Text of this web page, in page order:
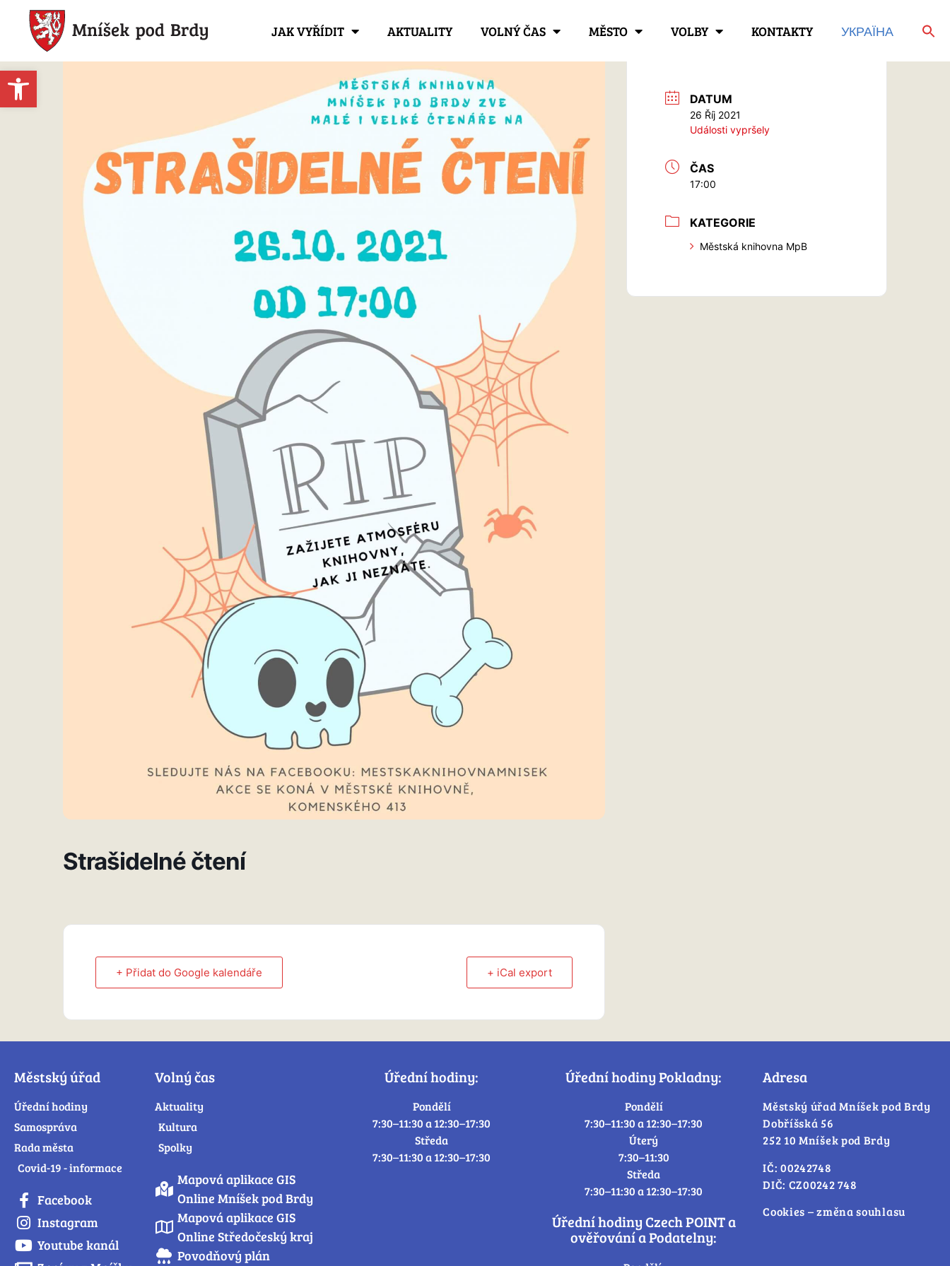
Open toolbar
JAK VYŘÍDIT AKTUALITY VOLNÝ ČAS MĚSTO VOLBY KONTAKTY УКРАЇНА
Strašidelné čtení
+ Přidat do Google kalendáře + iCal export
DATUM
26 Říj 2021
Události vypršely
ČAS
17:00
KATEGORIE
Městská knihovna MpB
Městský úřad
Úřední hodiny
Samospráva
Rada města
Covid-19 - informace
Facebook
Instagram
Youtube kanál
Volný čas
Aktuality
Kultura
Spolky
Mapová aplikace GIS
Online Mníšek pod Brdy
Mapová aplikace GIS
Online Středočeský kraj
Povodňový plán
Úřední hodiny:
Pondělí
7:30–11:30 a 12:30–17:30
Středa
7:30–11:30 a 12:30–17:30
Úřední hodiny Pokladny:
Pondělí
7:30–11:30 a 12:30–17:30
Úterý
7:30–11:30
Středa
7:30–11:30 a 12:30–17:30
Úřední hodiny Czech POINT a
ověřování a Podatelny:
Adresa
Městský úřad Mníšek pod Brdy
Dobříšská 56
252 10 Mníšek pod Brdy
IČ: 00242748
DIČ: CZ00242 748
Cookies – změna souhlasu